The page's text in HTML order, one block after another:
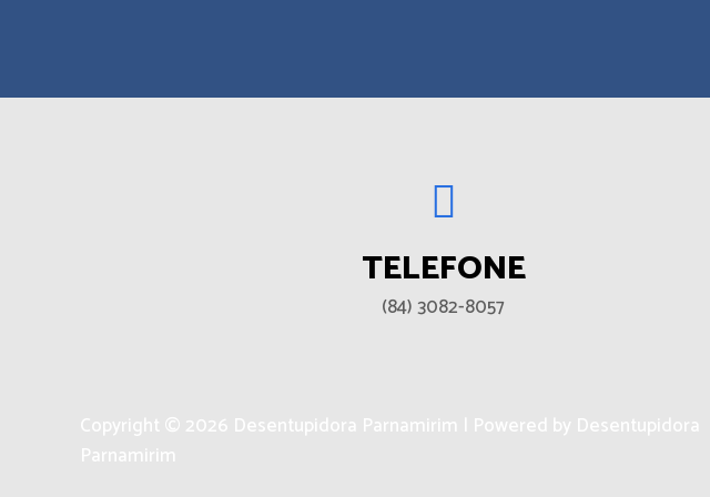
TELEFONE
(84) 3082-8057
Copyright © 2026 Desentupidora Parnamirim | Powered by Desentupidora
Parnamirim